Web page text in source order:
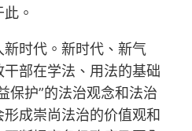
。
时代。新时代、新气
部在学法、用法的基础
保护”的法治观念和法治
成崇尚法治的价值观和